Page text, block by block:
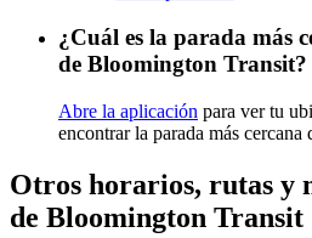
¿Cuál es la parada más
de Bloomington Transit?
Abre la aplicación para ver tu
encontrar la parada más cercana
Otros horarios, rutas y
de Bloomington Transit